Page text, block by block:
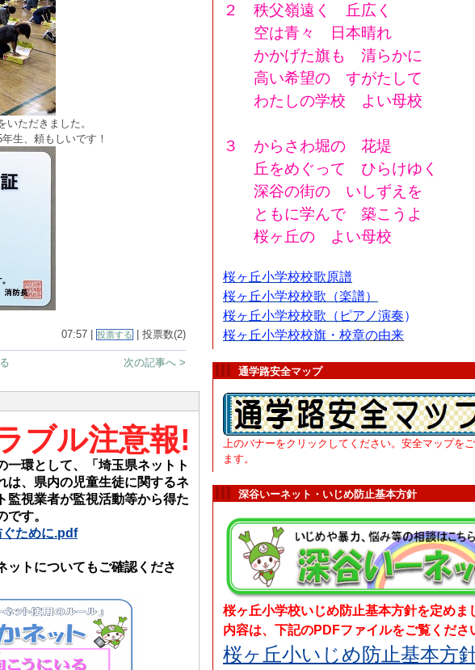
ただきました。
生、頼もしいです！
07:57 | 投票する | 投票数(2)
次の記事へ >
ブル注意報!
環として、「埼玉県ネットト
は、県内の児童生徒に関するネ
監視業者が監視活動等から得た
す。
ぐために.pdf
ットについてもご確認くださ
２ 秩父嶺遠く 丘広く
空は青々 日本晴れ
かかげた旗も 清らかに
高い希望の すがたして
わたしの学校 よい母校
３ からさわ堀の 花堤
丘をめぐって ひらけゆく
深谷の街の いしずえを
ともに学んで 築こうよ
桜ヶ丘の よい母校
桜ヶ丘小学校校歌原譜
桜ヶ丘小学校校歌（楽譜）
桜ヶ丘小学校校歌（ピアノ演奏）
桜ヶ丘小学校校旗・校章の由来
通学路安全マップ
上のバナーをクリックしてください。安全マップを
ます。
深谷いーネット・いじめ防止基本方針
桜ヶ丘小学校いじめ防止基本方針を定めま
内容は、下記のPDFファイルをご覧くださ
桜ヶ丘小いじめ防止基本方